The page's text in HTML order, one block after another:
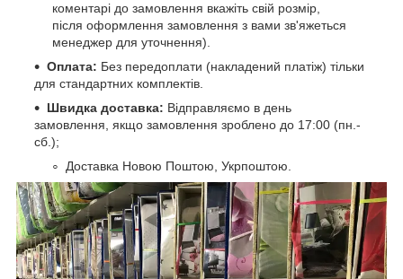
коментарі до замовлення вкажіть свій розмір,
після оформлення замовлення з вами зв'яжеться
менеджер для уточнення).
Оплата: Без передоплати (накладений платіж) тільки
для стандартних комплектів.
Швидка доставка: Відправляємо в день
замовлення, якщо замовлення зроблено до 17:00 (пн.-
сб.);
Доставка Новою Поштою, Укрпоштою.